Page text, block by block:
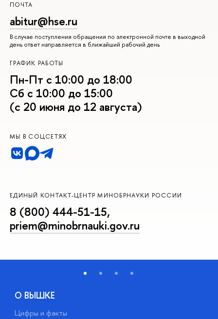
ПОЧТА
abitur@hse.ru
В случае поступления обращения по электронной почте в выходной
день ответ направляется в ближайший рабочий день
ГРАФИК РАБОТЫ
Пн-Пт с 10:00 до 18:00
Сб с 10:00 до 15:00
(с 20 июня до 12 августа)
МЫ В СОЦСЕТЯХ
ЕДИНЫЙ КОНТАКТ-ЦЕНТР МИНОБРНАУКИ РОССИИ
8 (800) 444-51-15,
priem@minobrnauki.gov.ru
О ВЫШКЕ
Цифры и факты